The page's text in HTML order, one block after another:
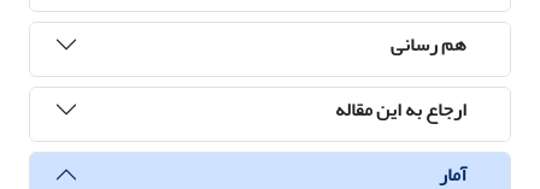
هم رسانی
ارجاع به این مقاله
آمار